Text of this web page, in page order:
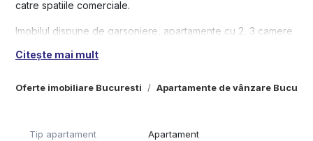
Oferte imobiliare Bucuresti Apartamente de vânzare
catre spatiile comerciale.
Imobilul dispune de garsoniere, apartamente cu 2, 3 camere
fier beton, iar compartimentarile din caramida porotherm.
Exista posibilitatea ca finisajele sa fie alese de catre
Citește mai mult
Tip apartament Apartament